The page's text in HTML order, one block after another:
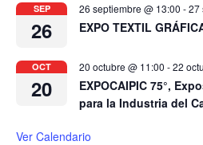
SEP
26
26 septiembre @ 13:00 -27
EXPO TEXTIL
OCT
20
20 octubre @ 11:00 -22
EXPOCAIPIC 75°,
para la Industria del
Ver Calendario